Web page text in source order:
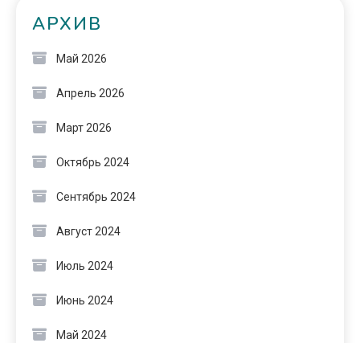
АРХИВ
Май 2026
Апрель 2026
Март 2026
Октябрь 2024
Сентябрь 2024
Август 2024
Июль 2024
Июнь 2024
Май 2024